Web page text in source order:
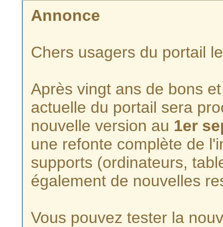
Annonce
Chers usagers du portail
Après vingt ans de bons
actuelle du portail sera
nouvelle version au 1er
une refonte complète de
supports (ordinateurs,
également de nouvelles
Vous pouvez tester la